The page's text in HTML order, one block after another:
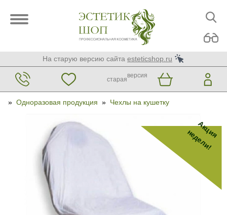
На старую версию сайта esteticshop.ru
старая
версия
» Одноразовая продукция » Чехлы на кушетку
Акция
недели!